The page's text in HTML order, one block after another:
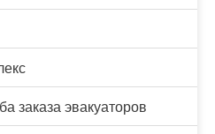
заказа эвакуаторов